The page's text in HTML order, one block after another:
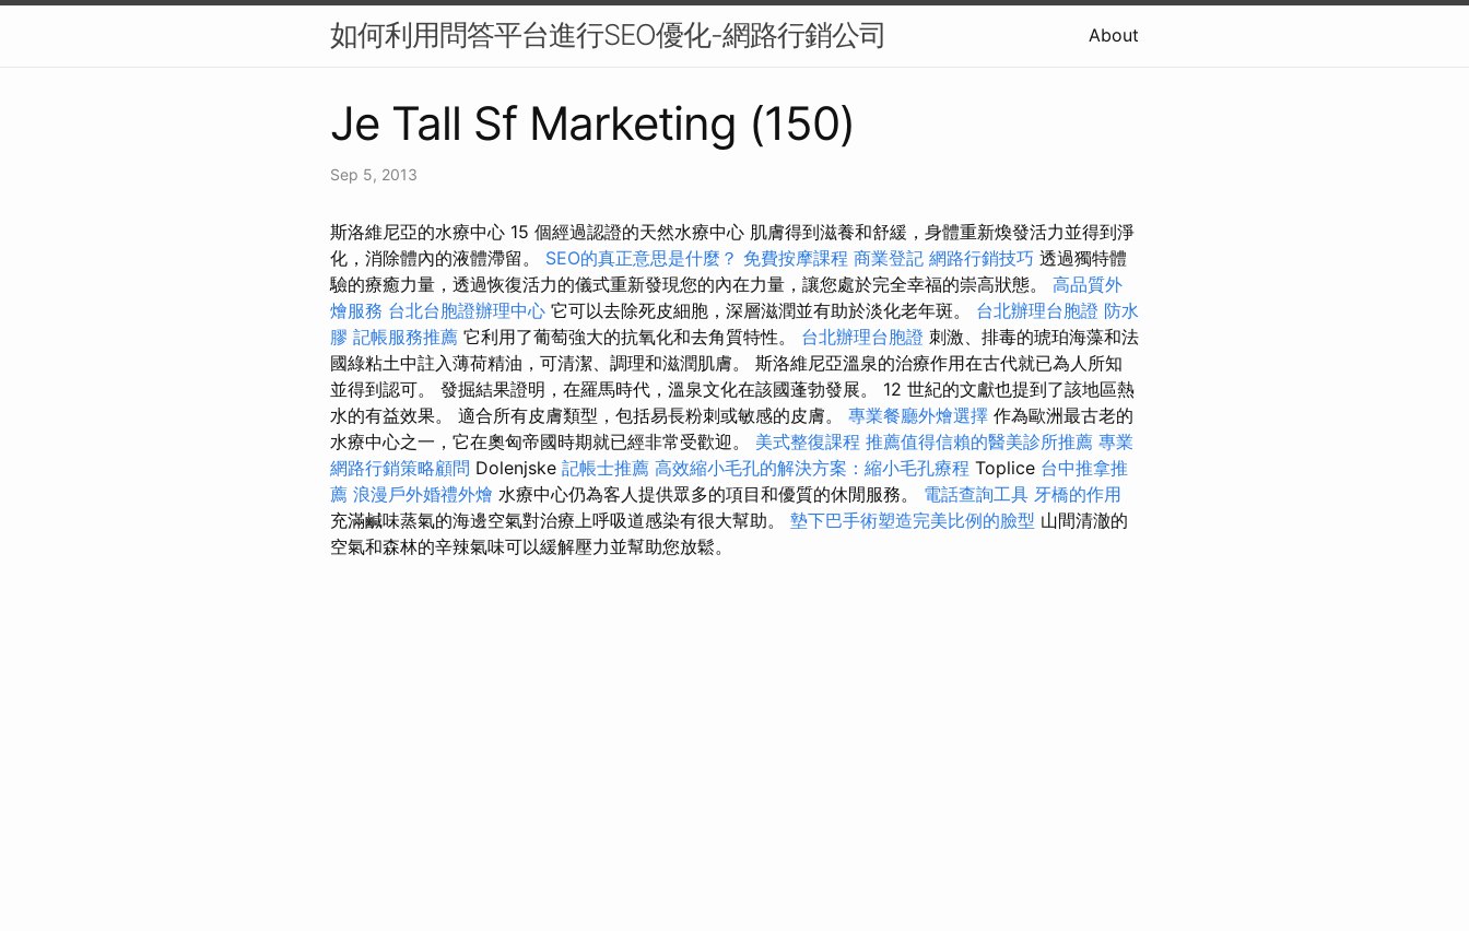
如何利用問答平台進行SEO優化-網路行銷公司 About
Je Tall Sf Marketing (150)
Sep 5, 2013
斯洛維尼亞的水療中心 15 個經過認證的天然水療中心 肌膚得到滋養和舒緩，身體重新煥發活力並得到淨
化，消除體內的液體滯留。 SEO的真正意思是什麼？ 免費按摩課程 商業登記 網路行銷技巧 透過獨特體
驗的療癒力量，透過恢復活力的儀式重新發現您的內在力量，讓您處於完全幸福的崇高狀態。 高品質外
燴服務 台北台胞證辦理中心 它可以去除死皮細胞，深層滋潤並有助於淡化老年斑。 台北辦理台胞證 防水
膠 記帳服務推薦 它利用了葡萄強大的抗氧化和去角質特性。 台北辦理台胞證 刺激、排毒的琥珀海藻和法
國綠粘土中註入薄荷精油，可清潔、調理和滋潤肌膚。 斯洛維尼亞溫泉的治療作用在古代就已為人所知
並得到認可。 發掘結果證明，在羅馬時代，溫泉文化在該國蓬勃發展。 12 世紀的文獻也提到了該地區熱
水的有益效果。 適合所有皮膚類型，包括易長粉刺或敏感的皮膚。 專業餐廳外燴選擇 作為歐洲最古老的
水療中心之一，它在奧匈帝國時期就已經非常受歡迎。 美式整復課程 推薦值得信賴的醫美診所推薦 專業
網路行銷策略顧問 Dolenjske 記帳士推薦 高效縮小毛孔的解決方案：縮小毛孔療程 Toplice 台中推拿推
薦 浪漫戶外婚禮外燴 水療中心仍為客人提供眾多的項目和優質的休閒服務。 電話查詢工具 牙橋的作用
充滿鹹味蒸氣的海邊空氣對治療上呼吸道感染有很大幫助。 墊下巴手術塑造完美比例的臉型 山間清澈的
空氣和森林的辛辣氣味可以緩解壓力並幫助您放鬆。